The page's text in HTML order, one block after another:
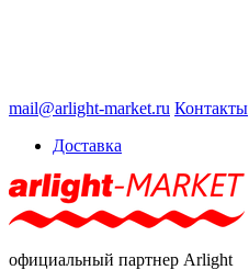
mail@arlight-market.ru Контакты
Доставка
официальный партнер Arlight